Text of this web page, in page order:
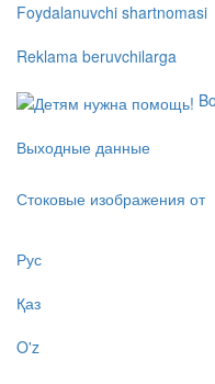
Foydalanuvchi shartnomasi
Reklama beruvchilarga
Выходные данные
Стоковые изображения от
Рус
Қаз
O'z